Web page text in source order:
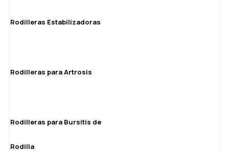
Rodilleras Estabilizadoras
Rodilleras para Artrosis
Rodilleras para Bursitis de
Rodilla